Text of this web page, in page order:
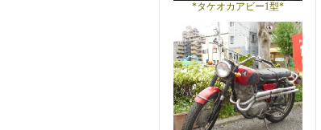
*タケオカアビー1型*